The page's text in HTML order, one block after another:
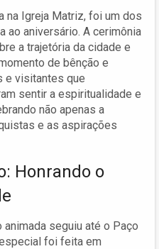
na Igreja Matriz, foi um dos
ao aniversário. A cerimônia
a trajetória da cidade e
de bênção e
e visitantes que
sentir a espiritualidade e
não apenas a
e as aspirações
Honrando o
seguiu até o Paço
foi feita em